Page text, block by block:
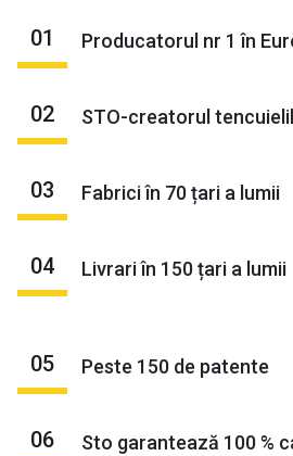
Producatorul nr 1 în
01
STO-creatorul
02
Fabrici în 70 țari a lumii
03
Livrari în 150 țari a lumii
04
05 Peste 150 de patente
06 Sto garantează 100 %